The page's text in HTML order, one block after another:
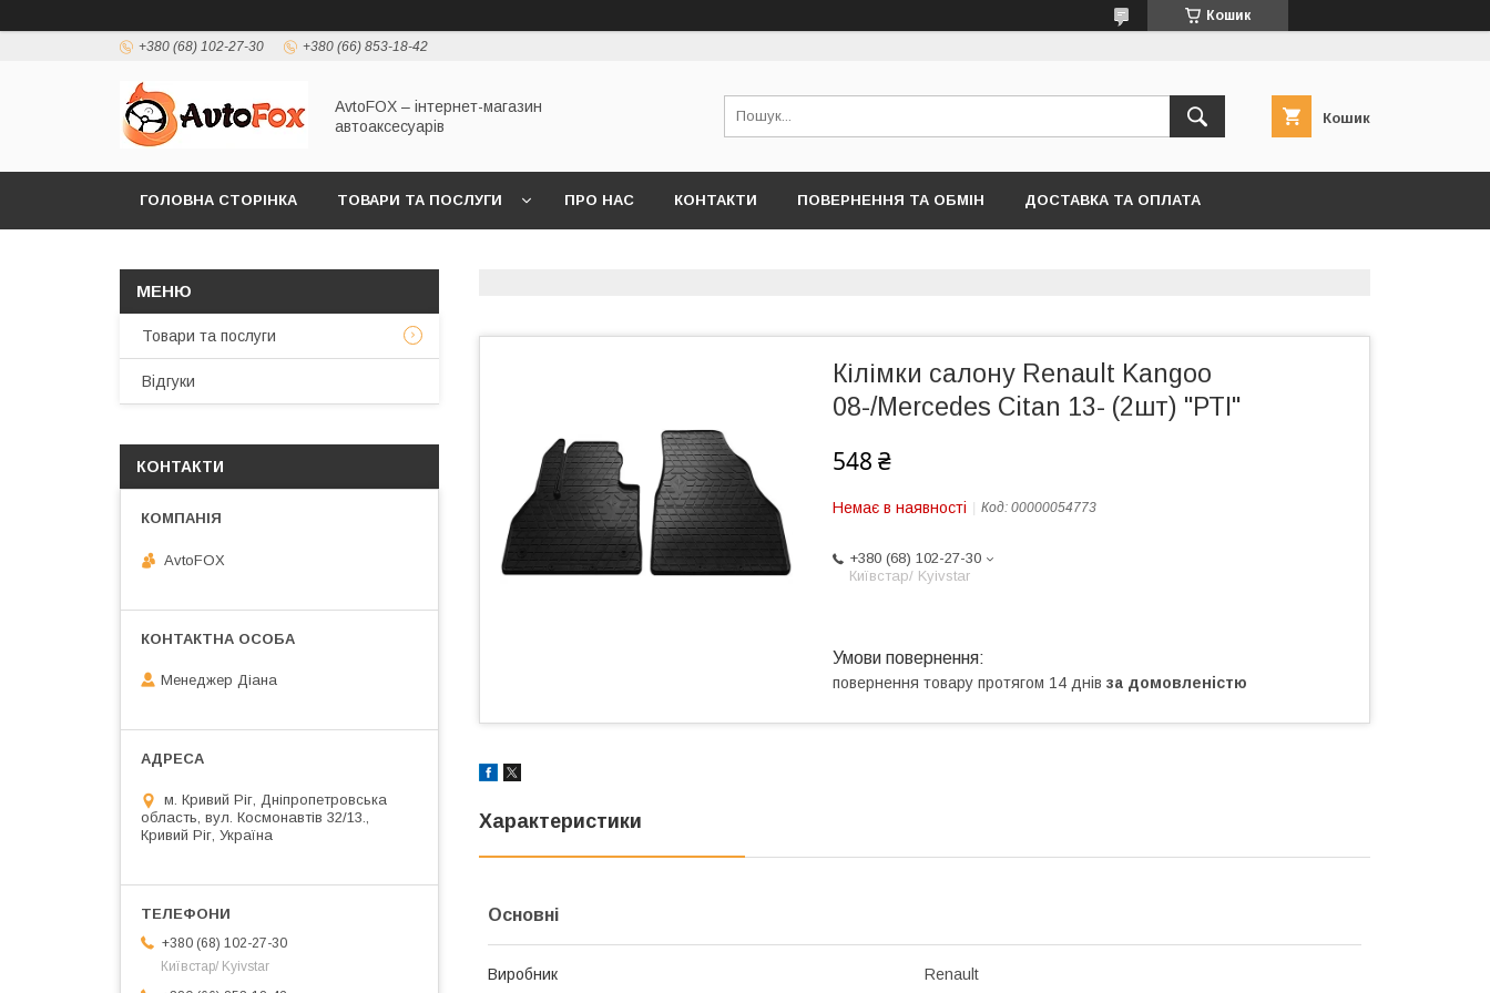
Кошик
+380 (68) 102-27-30 +380 (66) 853-18-42
AvtoFOX – інтернет-магазин
автоаксесуарів
Кошик
ГОЛОВНА СТОРІНКА ТОВАРИ ТА ПОСЛУГИ ПРО НАС КОНТАКТИ ПОВЕРНЕННЯ ТА ОБМІН ДОСТАВКА ТА ОПЛАТА
Кілімки салону Renault Kangoo
08-/Mercedes Citan 13- (2шт) "РТІ"
548 ₴
Немає в наявності Код: 00000054773
+380 (68) 102-27-30
Київстар/ Kyivstar
повернення товару протягом 14 днів за домовленістю
Характеристики
Основні
Виробник Renault
Товари та послуги
Відгуки
КОНТАКТИ
AvtoFOX
Менеджер Діана
м. Кривий Ріг, Дніпропетровська
область, вул. Космонавтів 32/13.,
Кривий Ріг, Україна
+380 (68) 102-27-30
Київстар/ Kyivstar